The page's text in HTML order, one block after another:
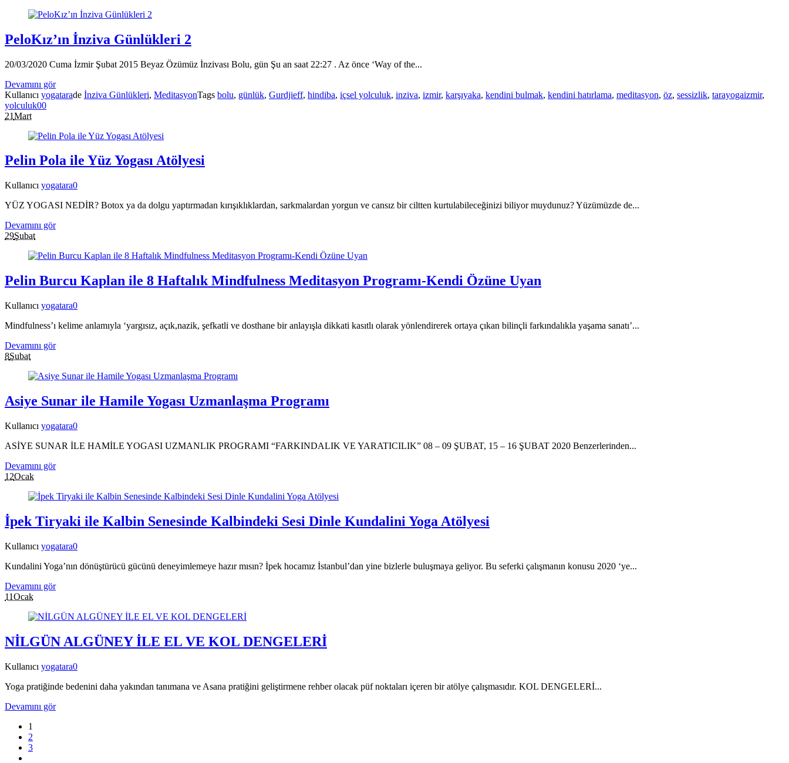
PeloKız’ın İnziva Günlükleri 2
20/03/2020 Cuma İzmir Şubat 2015 Beyaz Özümüz İnzivası Bolu, gün Şu an saat 22:27 . Az önce ‘Way of the...
Devamını gör
Kullanıcı yogatarade İnziva Günlükleri, MeditasyonTags bolu, günlük, Gurdjieff, hindiba, içsel yolculuk, inziva, izmir, karşıyaka, kendini bulmak, kendini hatırlama, meditasyon, öz, sessizlik, tarayogaizmir,
yolculuk00
21Mart
Pelin Pola ile Yüz Yogası Atölyesi
Kullanıcı yogatara0
YÜZ YOGASI NEDİR? Botox ya da dolgu yaptırmadan kırışıklıklardan, sarkmalardan yorgun ve cansız bir ciltten kurtulabileceğinizi biliyor muydunuz? Yüzümüzde de...
Devamını gör
29Şubat
Pelin Burcu Kaplan ile 8 Haftalık Mindfulness Meditasyon Programı-Kendi Özüne Uyan
Kullanıcı yogatara0
Mindfulness’ı kelime anlamıyla ‘yargısız, açık,nazik, şefkatli ve dosthane bir anlayışla dikkati kasıtlı olarak yönlendirerek ortaya çıkan bilinçli farkındalıkla yaşama sanatı’...
Devamını gör
8Şubat
Asiye Sunar ile Hamile Yogası Uzmanlaşma Programı
Kullanıcı yogatara0
ASİYE SUNAR İLE HAMİLE YOGASI UZMANLIK PROGRAMI “FARKINDALIK VE YARATICILIK” 08 – 09 ŞUBAT, 15 – 16 ŞUBAT 2020 Benzerlerinden...
Devamını gör
12Ocak
İpek Tiryaki ile Kalbin Senesinde Kalbindeki Sesi Dinle Kundalini Yoga Atölyesi
Kullanıcı yogatara0
Kundalini Yoga’nın dönüştürücü gücünü deneyimlemeye hazır mısın? İpek hocamız İstanbul’dan yine bizlerle buluşmaya geliyor. Bu seferki çalışmanın konusu 2020 ‘ye...
Devamını gör
11Ocak
NİLGÜN ALGÜNEY İLE EL VE KOL DENGELERİ
Kullanıcı yogatara0
Yoga pratiğinde bedenini daha yakından tanımana ve Asana pratiğini geliştirmene rehber olacak püf noktaları içeren bir atölye çalışmasıdır. KOL DENGELERİ...
Devamını gör
1
2
3